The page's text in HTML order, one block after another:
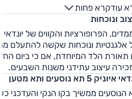
עודקרא פחות
ונוכחות
אלגנטיות ונוכחות שקשה להתעלם
תאורת הלד המיוחדת, אם כי ביום
עיצוב עתידני משנות השבעים.
5 תא נוסעים ותא מטען
הנוסעים ממשיך בקו הנקי והעדכני